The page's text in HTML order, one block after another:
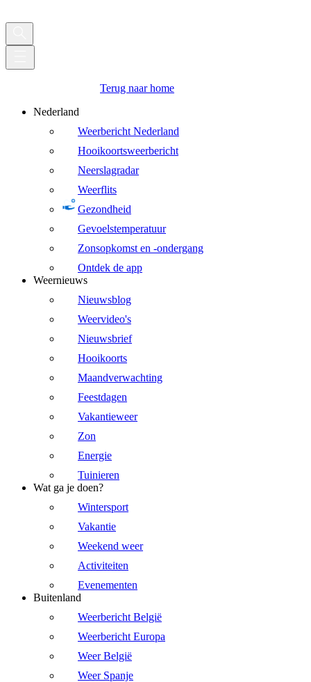
Terug naar home
Nederland
Weerbericht Nederland
Hooikoortsweerbericht
Neerslagradar
Weerflits
Gezondheid
Gevoelstemperatuur
Zonsopkomst en -ondergang
Ontdek de app
Weernieuws
Nieuwsblog
Weervideo's
Nieuwsbrief
Hooikoorts
Maandverwachting
Feestdagen
Vakantieweer
Zon
Energie
Tuinieren
Wat ga je doen?
Wintersport
Vakantie
Weekend weer
Activiteiten
Evenementen
Buitenland
Weerbericht België
Weerbericht Europa
Weer België
Weer Spanje